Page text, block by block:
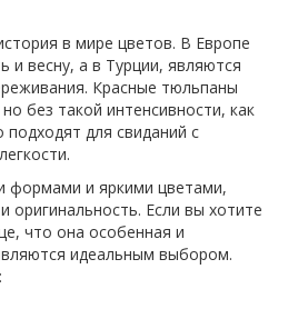
в мире цветов. В Европе
и весну, а в Турции, являются
Красные тюльпаны
без такой интенсивности, как
для свиданий с
формами и яркими цветами,
оригинальность. Если вы хотите
что она особенная и
идеальным выбором.